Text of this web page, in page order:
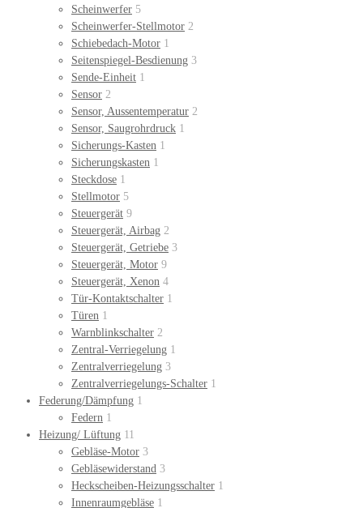
Scheinwerfer 5
Scheinwerfer-Stellmotor 2
Schiebedach-Motor 1
Seitenspiegel-Besdienung 3
Sende-Einheit 1
Sensor 2
Sensor, Aussentemperatur 2
Sensor, Saugrohrdruck 1
Sicherungs-Kasten 1
Sicherungskasten 1
Steckdose 1
Stellmotor 5
Steuergerät 9
Steuergerät, Airbag 2
Steuergerät, Getriebe 3
Steuergerät, Motor 9
Steuergerät, Xenon 4
Tür-Kontaktschalter 1
Türen 1
Warnblinkschalter 2
Zentral-Verriegelung 1
Zentralverriegelung 3
Zentralverriegelungs-Schalter 1
Federung/Dämpfung 1
Federn 1
Heizung/ Lüftung 11
Gebläse-Motor 3
Gebläsewiderstand 3
Heckscheiben-Heizungsschalter 1
Innenraumgebläse 1